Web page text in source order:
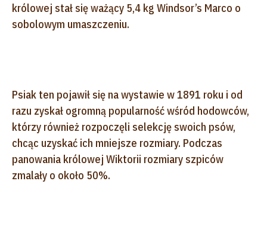
królowej stał się ważący 5,4 kg Windsor’s Marco o
sobolowym umaszczeniu.
Psiak ten pojawił się na wystawie w 1891 roku i od
razu zyskał ogromną popularność wśród hodowców,
którzy również rozpoczęli selekcję swoich psów,
chcąc uzyskać ich mniejsze rozmiary. Podczas
panowania królowej Wiktorii rozmiary szpiców
zmalały o około 50%.